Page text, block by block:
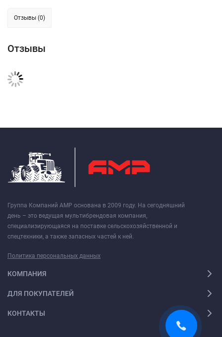
Отзывы (0)
Отзывы
Группа Компаний АМР основана в 2009 году. На сегодняшний
день – это ведущая мультибрендовая компания,
специализирующаяся на поставке сельскохозяйственной и
спецтехники, а также запасных частей к ней.
Политика персональных данных
КОМПАНИЯ
ДЛЯ ПОКУПАТЕЛЕЙ
КОНТАКТЫ